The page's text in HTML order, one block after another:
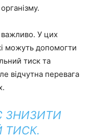
У цих
можуть допомогти
тиск та
відчутна перевага
ЗНИЗИТИ
ТИСК.